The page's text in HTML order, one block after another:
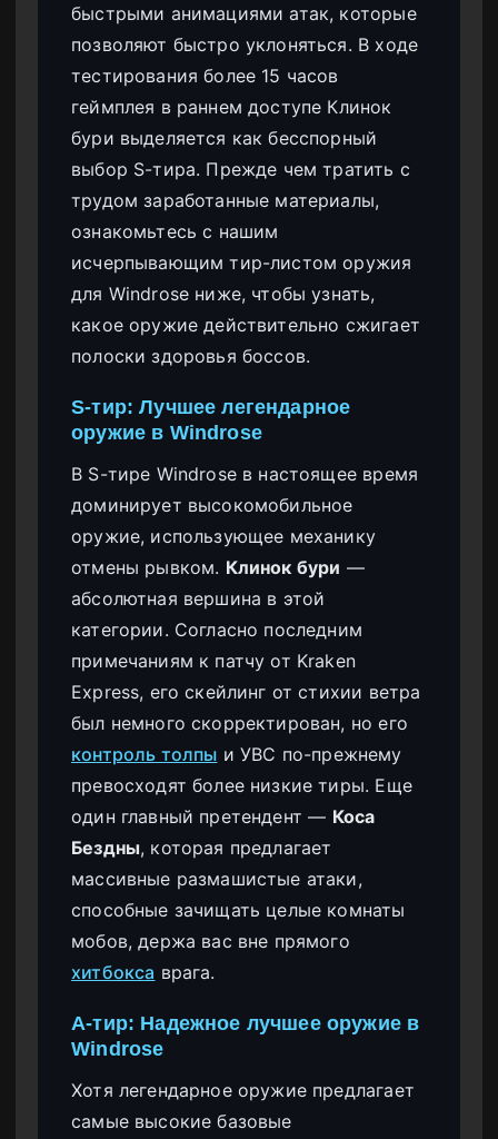
быстрыми анимациями атак, которые
позволяют быстро уклоняться. В ходе
тестирования более 15 часов
геймплея в раннем доступе Клинок
бури выделяется как бесспорный
выбор S-тира. Прежде чем тратить с
трудом заработанные материалы,
ознакомьтесь с нашим
исчерпывающим тир-листом оружия
для Windrose ниже, чтобы узнать,
какое оружие действительно сжигает
полоски здоровья боссов.
S-тир: Лучшее легендарное
оружие в Windrose
В S-тире Windrose в настоящее время
доминирует высокомобильное
оружие, использующее механику
отмены рывком. Клинок бури —
абсолютная вершина в этой
категории. Согласно последним
примечаниям к патчу от Kraken
Express, его скейлинг от стихии ветра
был немного скорректирован, но его
контроль толпы и УВС по-прежнему
превосходят более низкие тиры. Еще
один главный претендент — Коса
Бездны, которая предлагает
массивные размашистые атаки,
способные зачищать целые комнаты
мобов, держа вас вне прямого
хитбокса врага.
A-тир: Надежное лучшее оружие в
Windrose
Хотя легендарное оружие предлагает
самые высокие базовые